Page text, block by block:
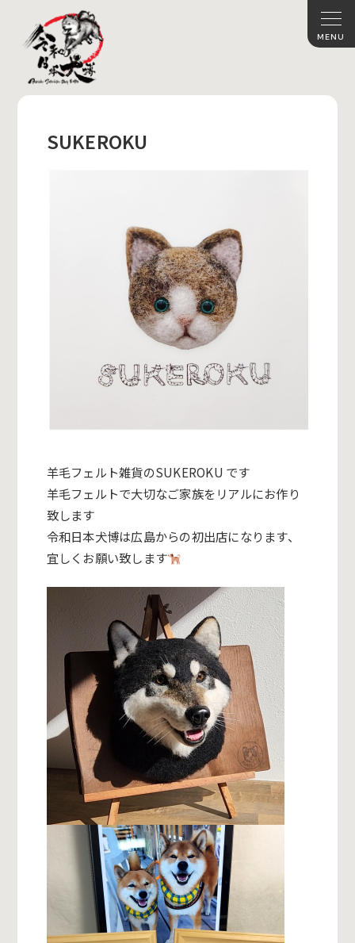
SUKEROKU
羊毛フェルト雑貨のSUKEROKU です
羊毛フェルトで大切なご家族をリアルにお作り
致します
令和日本犬博は広島からの初出店になります、
宜しくお願い致します